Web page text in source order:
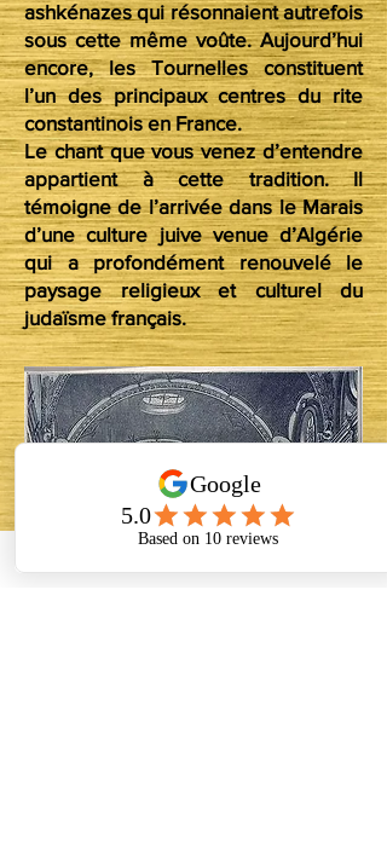
ashkénazes qui résonnaient autrefois
sous cette même voûte. Aujourd’hui
encore, les Tournelles constituent
l’un des principaux centres du rite
constantinois en France.
Le chant que vous venez d’entendre
appartient à cette tradition. Il
témoigne de l’arrivée dans le Marais
d’une culture juive venue d’Algérie
qui a profondément renouvelé le
paysage religieux et culturel du
judaïsme français.